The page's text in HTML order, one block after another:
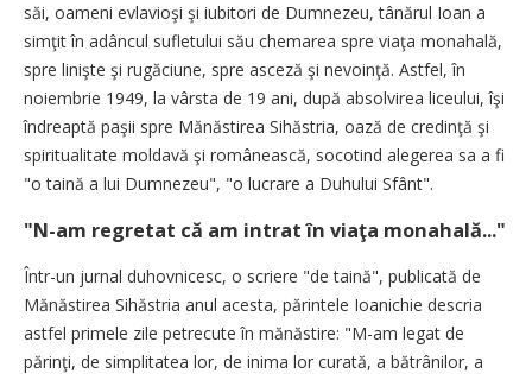
săi, oameni evlavioşi şi iubitori de Dumnezeu, tânărul Ioan a
simţit în adâncul sufletului său chemarea spre viaţa monahală,
spre linişte şi rugăciune, spre asceză şi nevoinţă. Astfel, în
noiembrie 1949, la vârsta de 19 ani, după absolvirea liceului, îşi
îndreaptă paşii spre Mănăstirea Sihăstria, oază de credinţă şi
spiritualitate moldavă şi românească, socotind alegerea sa a fi
"o taină a lui Dumnezeu", "o lucrare a Duhului Sfânt".
"N-am regretat că am intrat în viaţa monahală..."
Într-un jurnal duhovnicesc, o scriere "de taină", publicată de
Mănăstirea Sihăstria anul acesta, părintele Ioanichie descria
astfel primele zile petrecute în mănăstire: "M-am legat de
părinţi, de simplitatea lor, de inima lor curată, a bătrânilor, a